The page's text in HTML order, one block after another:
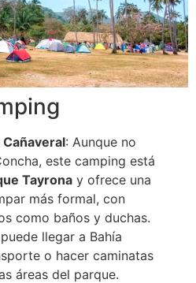
Cañaveral: Aunque no
este camping está
Tayrona y ofrece una
más formal, con
como baños y duchas.
llegar a Bahía
o hacer caminatas
áreas del parque.